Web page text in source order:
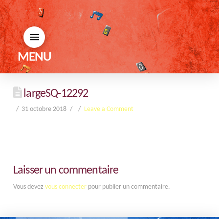
MENU
largeSQ-12292
31 octobre 2018 Leave a Comment
Laisser un commentaire
Vous devez vous connecterpour publier un commentaire.